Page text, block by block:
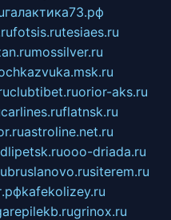
галактика73.рф
fotsis.rutesiaes.ru
mossilver.ru
clubtibet.ruorior-aks.ru
carlines.ruflatnsk.ru
astroline.net.ru
ooo-driada.ru
bruslanovo.rusiterem.ru
kafekolizey.ru
grinox.ru